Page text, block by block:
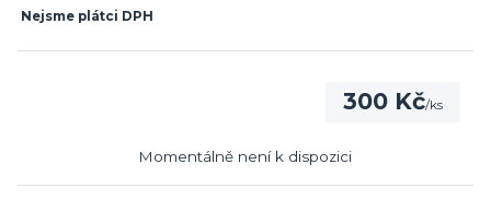
Nejsme plátci DPH
300 Kč/ks
Momentálně není k dispozici